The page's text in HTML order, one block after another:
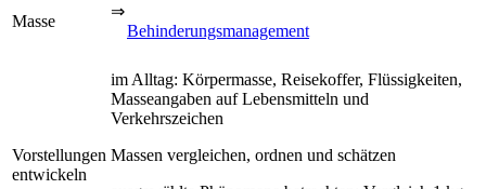
Masse
⇒
Behinderungsmanagement
Vorstellungen
entwickeln
im Alltag: Körpermasse, Reisekoffer, Flüssigkeiten,
Masseangaben auf Lebensmitteln und
Verkehrszeichen
Massen vergleichen, ordnen und schätzen